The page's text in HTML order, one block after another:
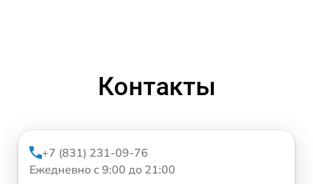
Контакты
+7 (831) 231-09-76
Ежедневно с 9:00 до 21:00